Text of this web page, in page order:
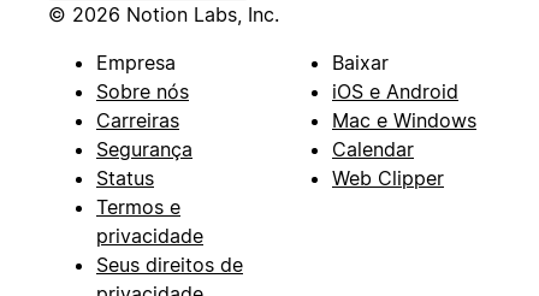
© 2026 Notion Labs, Inc.
Empresa
Sobre nós
Carreiras
Segurança
Status
Termos e
privacidade
Seus direitos de
Baixar
iOS e Android
Mac e Windows
Calendar
Web Clipper